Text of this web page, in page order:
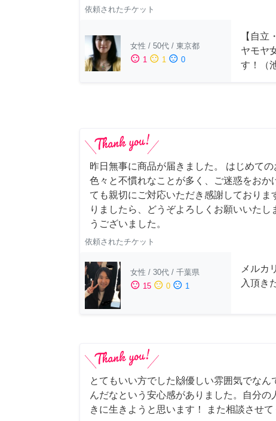
依頼されたチケット
女性 / 50代 / 東京都
sentiment_satisfied 1 sentiment_neutral 1 sentiment_dissatisfied 0
【自立
ヤモヤ
す！（
昨日無事に商品が届きました。 はじめての
色々と不慣れなことが多く、ご迷惑をおか
ても親切にご対応いただき感謝しておりま
りましたら、どうぞよろしくお願いいたし
うございました。
依頼されたチケット
女性 / 30代 / 千葉県
sentiment_satisfied 15 sentiment_neutral 0 sentiment_dissatisfied 1
メルカ
入頂き
とてもいい方でした🙌優しい雰囲気でなん
んだなという安心感がありました。自分の
きに生きようと思います！ また相談させて